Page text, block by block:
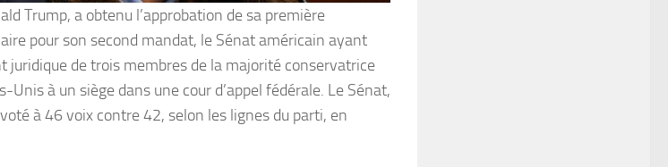
Trump, a obtenu l’approbation de sa première
pour son second mandat, le Sénat américain ayant
juridique de trois membres de la majorité conservatrice
Unis à un siège dans une cour d’appel fédérale. Le Sénat,
à 46 voix contre 42, selon les lignes du parti, en